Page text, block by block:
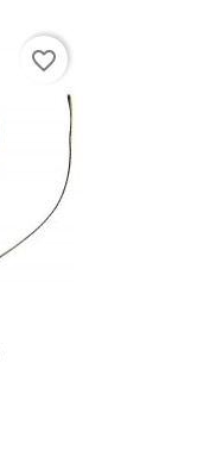
favorite_border